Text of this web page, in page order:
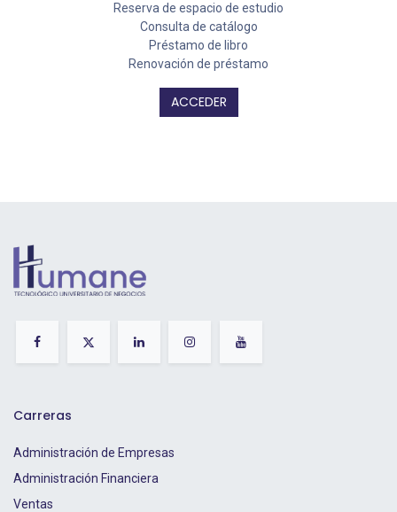
Reserva de espacio de estudio
Consulta de catálogo
Préstamo de libro
Renovación de préstamo
ACCEDER
Carreras
Administración de Empresas
Administración Financiera
Ventas